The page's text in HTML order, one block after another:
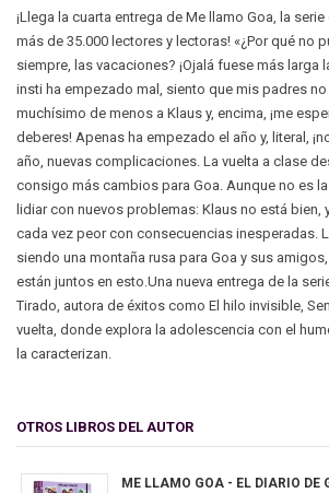
¡Llega la cuarta entrega de Me llamo Goa, la
más de 35.000 lectores y lectoras! «¿Por qué no
siempre, las vacaciones? ¡Ojalá fuese más larga
insti ha empezado mal, siento que mis padres
muchísimo de menos a Klaus y, encima, ¡me
deberes! Apenas ha empezado el año y, literal,
año, nuevas complicaciones. La vuelta a clase
consigo más cambios para Goa. Aunque no es
lidiar con nuevos problemas: Klaus no está bien,
cada vez peor con consecuencias inesperadas.
siendo una montaña rusa para Goa y sus
están juntos en esto.Una nueva entrega de la
Tirado, autora de éxitos como El hilo invisible,
vuelta, donde explora la adolescencia con el
la caracterizan.
OTROS LIBROS DEL AUTOR
ME LLAMO GOA - EL DIARIO DE